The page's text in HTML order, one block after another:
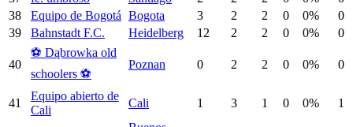
38
Equipo de Bogotá Bogota 3 2 2 0 0%
0
39
Bahnstadt F.C. Heidelberg 12 2 2 0 0% 0
40
⚽️ Dąbrowka old
schoolers ⚽️
Poznan 0 2 2 0 0% 0
41
Equipo abierto de
Cali
Cali 1 3 1 0 0% 1